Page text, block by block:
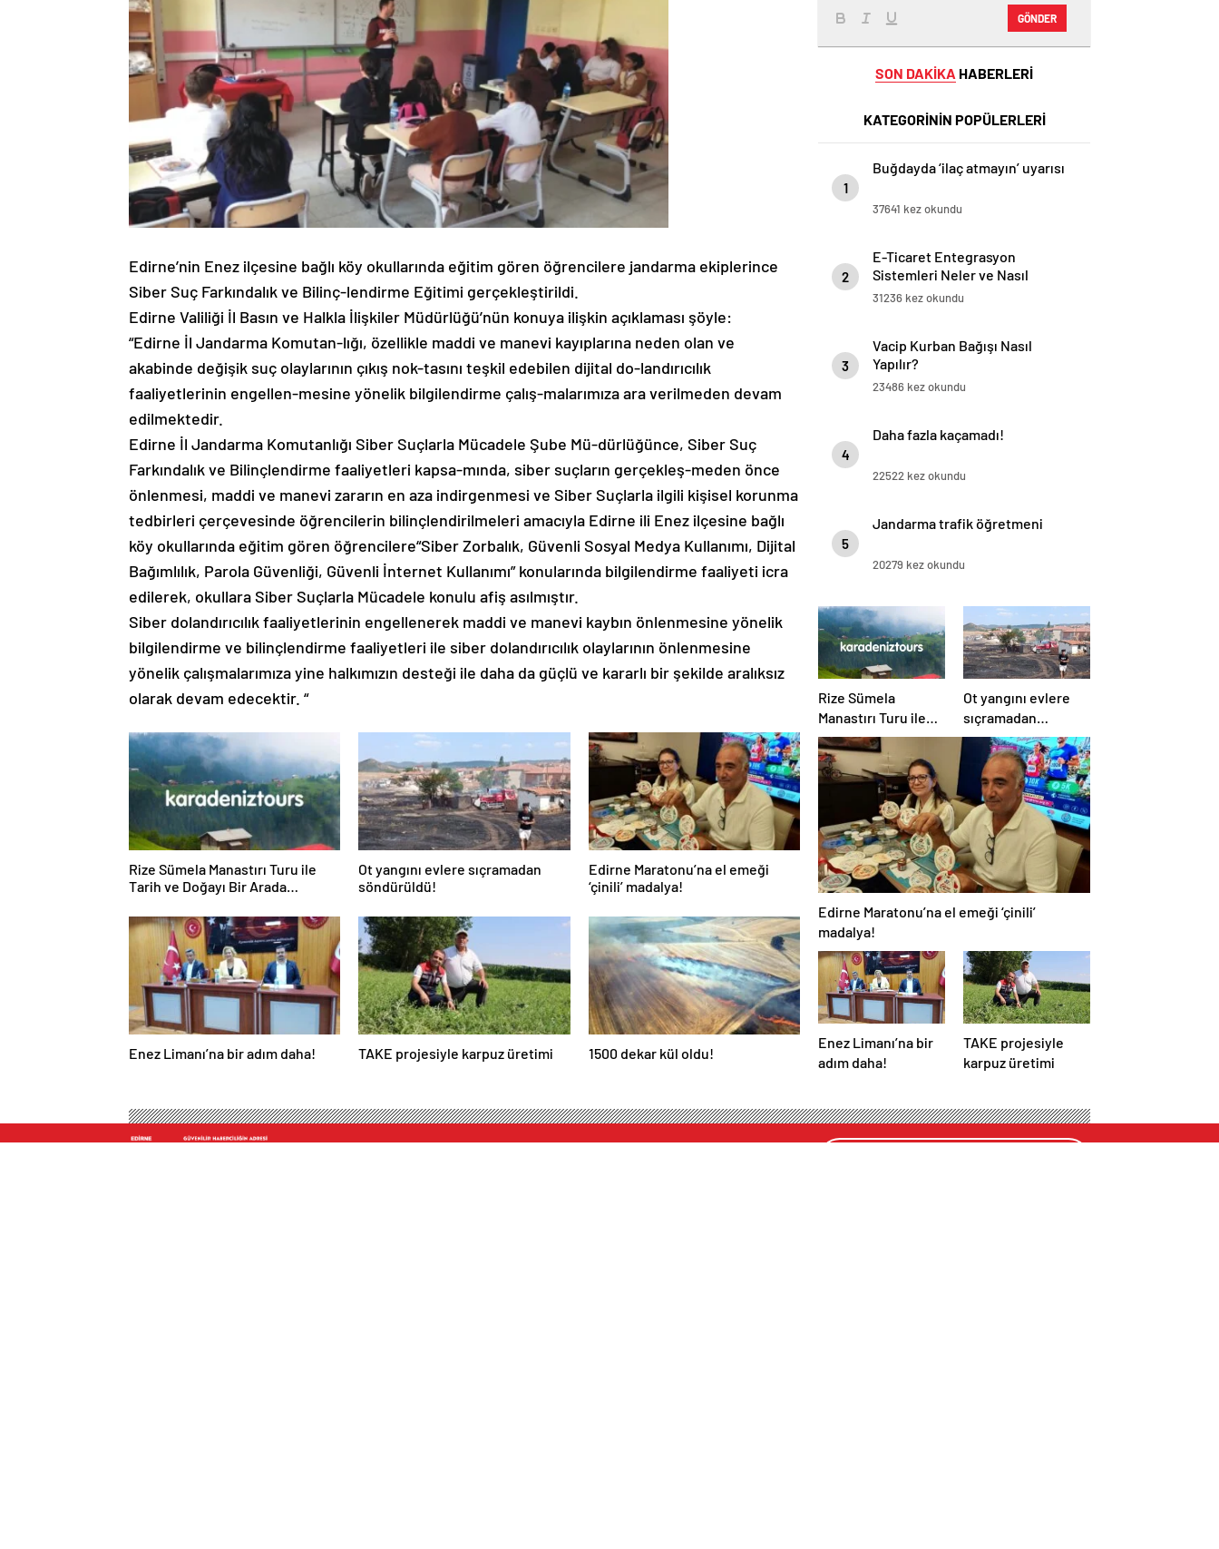
Edirne’nin Enez ilçesine bağlı köy okullarında eğitim gören öğrencilere jandarma ekiplerince
Siber Suç Farkındalık ve Bilinç-lendirme Eğitimi gerçekleştirildi.
Edirne Valiliği İl Basın ve Halkla İlişkiler Müdürlüğü’nün konuya ilişkin açıklaması şöyle:
“Edirne İl Jandarma Komutan-lığı, özellikle maddi ve manevi kayıplarına neden olan ve
akabinde değişik suç olaylarının çıkış nok-tasını teşkil edebilen dijital do-landırıcılık
faaliyetlerinin engellen-mesine yönelik bilgilendirme çalış-malarımıza ara verilmeden devam
edilmektedir.
Edirne İl Jandarma Komutanlığı Siber Suçlarla Mücadele Şube Mü-dürlüğünce, Siber Suç
Farkındalık ve Bilinçlendirme faaliyetleri kapsa-mında, siber suçların gerçekleş-meden önce
önlenmesi, maddi ve manevi zararın en aza indirgenmesi ve Siber Suçlarla ilgili kişisel korunma
tedbirleri çerçevesinde öğrencilerin bilinçlendirilmeleri amacıyla Edirne ili Enez ilçesine bağlı
köy okullarında eğitim gören öğrencilere“Siber Zorbalık, Güvenli Sosyal Medya Kullanımı, Dijital
Bağımlılık, Parola Güvenliği, Güvenli İnternet Kullanımı” konularında bilgilendirme faaliyeti icra
edilerek, okullara Siber Suçlarla Mücadele konulu afiş asılmıştır.
Siber dolandırıcılık faaliyetlerinin engellenerek maddi ve manevi kaybın önlenmesine yönelik
bilgilendirme ve bilinçlendirme faaliyetleri ile siber dolandırıcılık olaylarının önlenmesine
yönelik çalışmalarımıza yine halkımızın desteği ile daha da güçlü ve kararlı bir şekilde aralıksız
olarak devam edecektir. “
Rize Sümela Manastırı Turu ile
Tarih ve Doğayı Bir Arada
Ot yangını evlere sıçramadan
söndürüldü!
Edirne Maratonu’na el emeği
‘çinili’ madalya!
Enez Limanı’na bir adım daha! TAKE projesiyle karpuz üretimi 1500 dekar kül oldu!
GÖNDER
SON DAKİKA HABERLERİ
KATEGORİNİN POPÜLERLERİ
1
Buğdayda ‘ilaç atmayın’ uyarısı
37641 kez okundu
2
E-Ticaret Entegrasyon
Sistemleri Neler ve Nasıl
Yapılır?
31236 kez okundu
3
Vacip Kurban Bağışı Nasıl
Yapılır?
23486 kez okundu
4
Daha fazla kaçamadı!
22522 kez okundu
5
Jandarma trafik öğretmeni
20279 kez okundu
Rize Sümela
Manastırı Turu ile
Tarih ve Doğayı Bir
Arada Keşfedin
Ot yangını evlere
sıçramadan
söndürüldü!
Edirne Maratonu’na el emeği ‘çinili’
madalya!
Enez Limanı’na bir
adım daha!
TAKE projesiyle
karpuz üretimi